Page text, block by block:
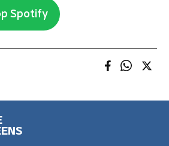
Spotify